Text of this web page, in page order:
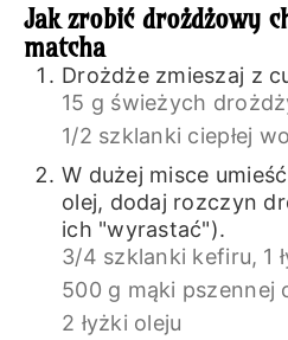
Jak zrobić drożdżowy
matcha
Drożdże zmieszaj z
15 g świeżych
1/2 szklanki ciepłej
W dużej misce
olej, dodaj rozczyn
ich "wyrastać").
3/4 szklanki kefiru, 1
500 g mąki pszennej
2 łyżki oleju